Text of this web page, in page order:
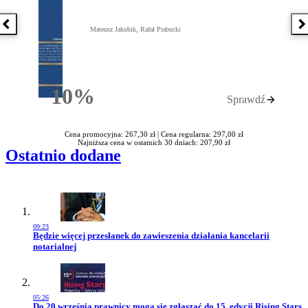
Poprzednia książka
10%Rabatu
Mateusz Jakubik, Rafał Prabucki
Sprawdź
Cena promocyjna: 267,30 zł | Cena regularna: 297,00 zł
Najniższa cena w ostatnich 30 dniach: 207,90 zł
Ostatnio dodane
09:23
Przejdź do artykułu:
Będzie więcej przesłanek do zawieszenia działania kancelarii
notarialnej
05:26
Przejdź do artykułu: